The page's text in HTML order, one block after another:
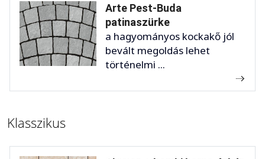
Arte Pest-Buda
patinaszürke
a hagyományos kockakő jól
bevált megoldás lehet
történelmi ...
Klasszikus